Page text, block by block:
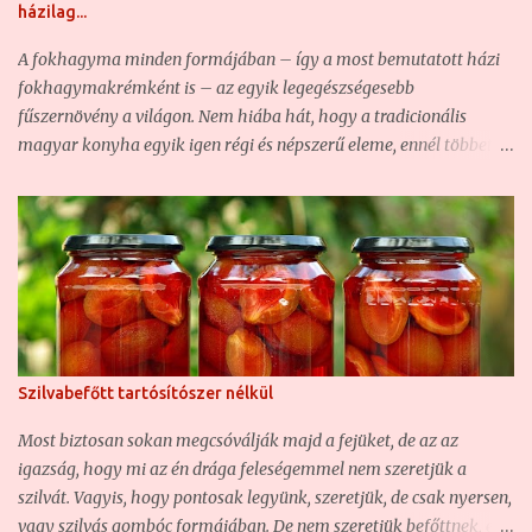
ízeket, az illatos fűszereket, és a különleges, de ugyanakkor jól
eltalált recepteket. Hajlandó vagyok kísérletezni is, így sokszor
itt-o...
házilag...
A fokhagyma minden formájában – így a most bemutatott házi
fokhagymakrémként is – az egyik legegészségesebb
fűszernövény a világon. Nem hiába hát, hogy a tradicionális
magyar konyha egyik igen régi és népszerű eleme, ennél többet
módon eltehetjük a téli időkre, és az egyik legjobb formája, ha a
füzérbe kötött fokhagymát száraz, hűvös helyre akasztva
tároljuk, és mindig annyit veszünk le belőle, amennyi éppen kell.
De sajnos, mint az lenni szokott, az élet nem mindig ilyen
egyszerű. Nem mindenkinek van parasztháza hűvös kamrával. A
városi élet jobbára a túlfűtött panellakásokról szól, vagy a kissé
párás, régi bérházakról. Egyik sem alkalmas arra, hogy
huzamosabb ideig tároljunk nyers fokhagymafejeket, mert vagy
túlszáradnak, vagy megpenészednek, tönkremennek. Ezért most
egy olyan módszert mutatok be, amivel a fokhagymát eltehetjük
télire. Ez pedig nem lesz más, mint a boltok polcairól már t...
Szilvabefőtt tartósítószer nélkül
Most biztosan sokan megcsóválják majd a fejüket, de az az
igazság, hogy mi az én drága feleségemmel nem szeretjük a
szilvát. Vagyis, hogy pontosak legyünk, szeretjük, de csak nyersen,
vagy szilvás gombóc formájában. De nem szeretjük befőttnek, és